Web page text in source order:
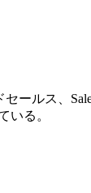
ールス、
いる。